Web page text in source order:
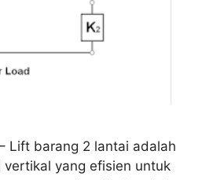
Lift barang 2 lantai adalah
yang efisien untuk